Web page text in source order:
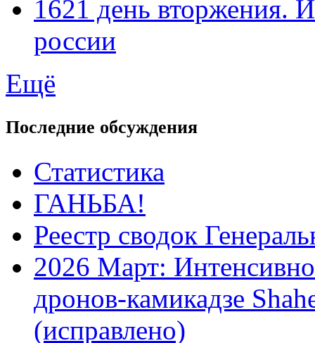
1621 день вторжения.
россии
Ещё
Последние обсуждения
Статистика
ГАНЬБА!
Реестр сводок
2026 Март:
дронов-камикадзе
(исправлено)